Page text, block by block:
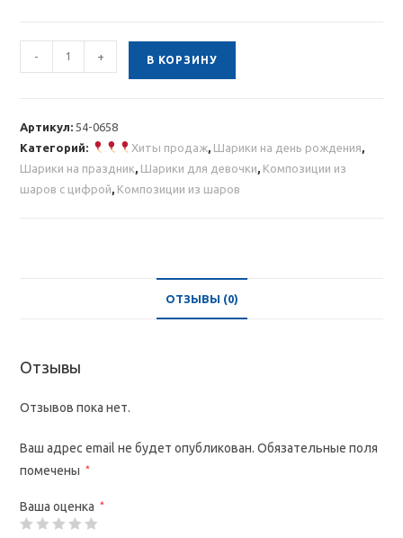
Количество
товара
с
розовой
- + В КОРЗИНУ
Артикул:54-0658
Категорий:
Хиты продаж, Шарики на день рождения,
Шарики на праздник, Шарики для девочки, Композиции из
шаров с цифрой, Композиции из шаров
ОТЗЫВЫ (0)
Отзывы
Отзывов пока нет.
Ваш адрес email не будет опубликован. Обязательные поля
помечены
*
Ваша оценка *